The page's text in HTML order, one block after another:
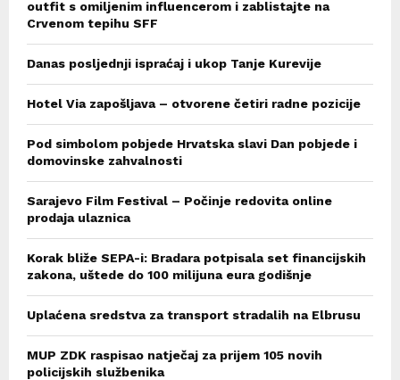
outfit s omiljenim influencerom i zablistajte na
Crvenom tepihu SFF
Danas posljednji ispraćaj i ukop Tanje Kurevije
Hotel Via zapošljava – otvorene četiri radne pozicije
Pod simbolom pobjede Hrvatska slavi Dan pobjede i
domovinske zahvalnosti
Sarajevo Film Festival – Počinje redovita online
prodaja ulaznica
Korak bliže SEPA-i: Bradara potpisala set financijskih
zakona, uštede do 100 milijuna eura godišnje
Uplaćena sredstva za transport stradalih na Elbrusu
MUP ZDK raspisao natječaj za prijem 105 novih
policijskih službenika